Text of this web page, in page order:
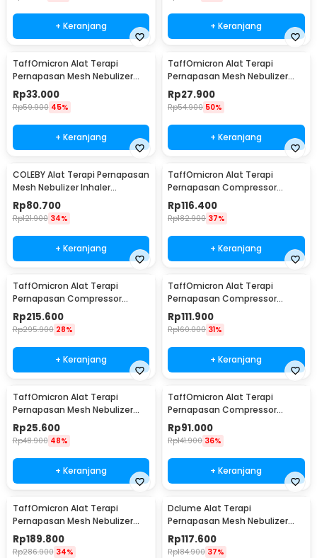
+ Keranjang + Keranjang
TaffOmicron Alat Terapi
Pernapasan Mesh Nebulizer
Portable Inhaler With Battery -
JSL-W302
Rp33.000
Rp59.900 45%
+ Keranjang
TaffOmicron Alat Terapi
Pernapasan Mesh Nebulizer
Inhaler Atomizer Without
Battery - JSL-W303
Rp27.900
Rp54.900 50%
+ Keranjang
COLEBY Alat Terapi Pernapasan
Mesh Nebulizer Inhaler
Atomizer - TZ-W08
Rp80.700
Rp121.900 34%
+ Keranjang
TaffOmicron Alat Terapi
Pernapasan Compressor
Nebulizer Inhaler - SZ5
Rp116.400
Rp182.900 37%
+ Keranjang
TaffOmicron Alat Terapi
Pernapasan Compressor
Nebulizer Inhaler - RAK362
Rp215.600
Rp295.900 28%
+ Keranjang
TaffOmicron Alat Terapi
Pernapasan Compressor
Nebulizer Inhaler - GS-302
Rp111.900
Rp160.000 31%
+ Keranjang
TaffOmicron Alat Terapi
Pernapasan Mesh Nebulizer
Inhaler Atomizer Baterai AA -
JSL-W302
Rp25.600
Rp48.900 48%
+ Keranjang
TaffOmicron Alat Terapi
Pernapasan Compressor
Nebulizer Inhaler - JSL-W310
Rp91.000
Rp141.900 36%
+ Keranjang
TaffOmicron Alat Terapi
Pernapasan Mesh Nebulizer
Inhaler Atomizer - YK-N3AA
Rp189.800
Rp286.900 34%
Dclume Alat Terapi
Pernapasan Mesh Nebulizer
Inhaler Atomizer - YM213
Rp117.600
Rp184.900 37%